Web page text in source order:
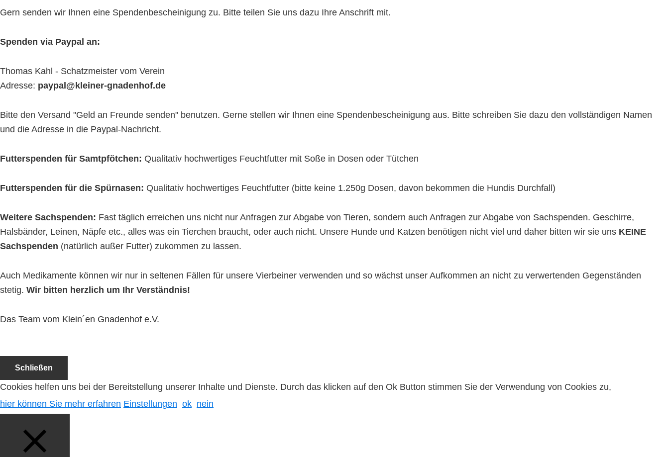
Gern senden wir Ihnen eine Spendenbescheinigung zu. Bitte teilen Sie uns dazu Ihre Anschrift mit.
Spenden via Paypal an:
Thomas Kahl - Schatzmeister vom Verein
Adresse: paypal@kleiner-gnadenhof.de
Bitte den Versand "Geld an Freunde senden" benutzen. Gerne stellen wir Ihnen eine Spendenbescheinigung aus. Bitte schreiben Sie dazu den vollständigen Namen
und die Adresse in die Paypal-Nachricht.
Futterspenden für Samtpfötchen: Qualitativ hochwertiges Feuchtfutter mit Soße in Dosen oder Tütchen
Futterspenden für die Spürnasen: Qualitativ hochwertiges Feuchtfutter (bitte keine 1.250g Dosen, davon bekommen die Hundis Durchfall)
Weitere Sachspenden: Fast täglich erreichen uns nicht nur Anfragen zur Abgabe von Tieren, sondern auch Anfragen zur Abgabe von Sachspenden. Geschirre,
Halsbänder, Leinen, Näpfe etc., alles was ein Tierchen braucht, oder auch nicht. Unsere Hunde und Katzen benötigen nicht viel und daher bitten wir sie uns KEINE
Sachspenden (natürlich außer Futter) zukommen zu lassen.
Auch Medikamente können wir nur in seltenen Fällen für unsere Vierbeiner verwenden und so wächst unser Aufkommen an nicht zu verwertenden Gegenständen
stetig. Wir bitten herzlich um Ihr Verständnis!
Das Team vom Klein´en Gnadenhof e.V.
Schließen
Cookies helfen uns bei der Bereitstellung unserer Inhalte und Dienste. Durch das klicken auf den Ok Button stimmen Sie der Verwendung von Cookies zu,
hier können Sie mehr erfahren Einstellungen ok nein